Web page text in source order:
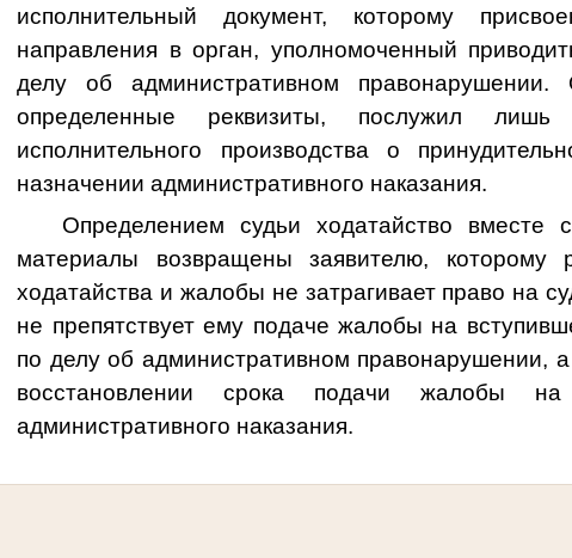
исполнительный документ, которому
направления в орган, уполномоченный
делу об административном
определенные реквизиты, послужил
исполнительного производства о
назначении административного наказания.
Определением судьи ходатайство
материалы возвращены заявителю, которому
ходатайства и жалобы не затрагивает право на
не препятствует ему подаче жалобы на
по делу об административном правонарушении,
восстановлении срока подачи жалобы
административного наказания.